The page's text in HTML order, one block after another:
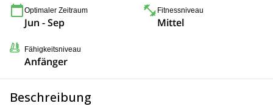
Optimaler Zeitraum
Jun - Sep
Fitnessniveau
Mittel
Fähigkeitsniveau
Anfänger
Beschreibung